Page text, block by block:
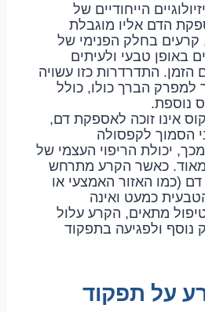
הייחודיים של
הדם אליו מוגבלת
קרעים בחלק הפנימי של
באופן טבעי ולעיתים
הזמן. התדרדרות כזו עשויה
למפרק הברך כולו, כולל
נוספת.
אינו זוכה לאספקת דם,
הסמוך לקפסולה
יכולת הריפוי העצמי של
מאוד. כאשר הקרע מתרחש
(כמו האזור האמצעי או
כמעט ואינה
מתאים, הקרע עלול
נוסף ולפגיעה בתפקוד
על תפקוד